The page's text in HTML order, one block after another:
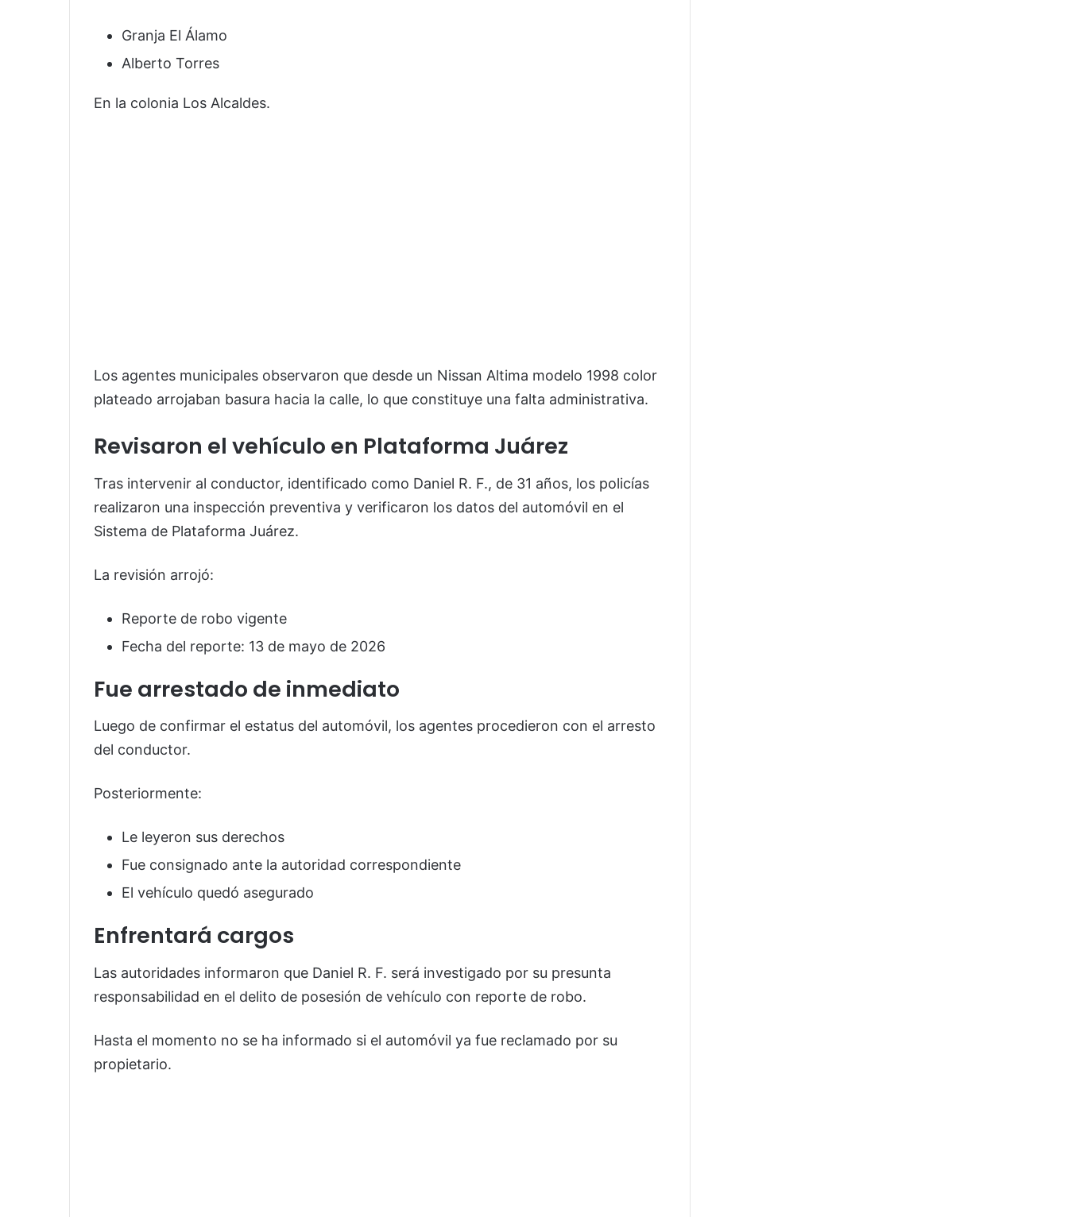
Granja El Álamo
Alberto Torres
En la colonia Los Alcaldes.
Los agentes municipales observaron que desde un Nissan Altima modelo 1998 color
plateado arrojaban basura hacia la calle, lo que constituye una falta administrativa.
Revisaron el vehículo en Plataforma Juárez
Tras intervenir al conductor, identificado como Daniel R. F., de 31 años, los policías
realizaron una inspección preventiva y verificaron los datos del automóvil en el
Sistema de Plataforma Juárez.
La revisión arrojó:
Reporte de robo vigente
Fecha del reporte: 13 de mayo de 2026
Fue arrestado de inmediato
Luego de confirmar el estatus del automóvil, los agentes procedieron con el arresto
del conductor.
Posteriormente:
Le leyeron sus derechos
Fue consignado ante la autoridad correspondiente
El vehículo quedó asegurado
Enfrentará cargos
Las autoridades informaron que Daniel R. F. será investigado por su presunta
responsabilidad en el delito de posesión de vehículo con reporte de robo.
Hasta el momento no se ha informado si el automóvil ya fue reclamado por su
propietario.